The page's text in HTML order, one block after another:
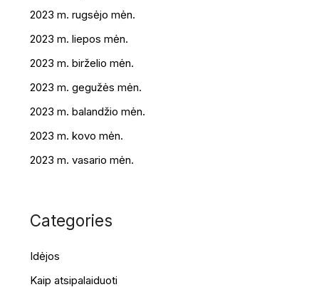
2023 m. rugsėjo mėn.
2023 m. liepos mėn.
2023 m. birželio mėn.
2023 m. gegužės mėn.
2023 m. balandžio mėn.
2023 m. kovo mėn.
2023 m. vasario mėn.
Categories
Idėjos
Kaip atsipalaiduoti